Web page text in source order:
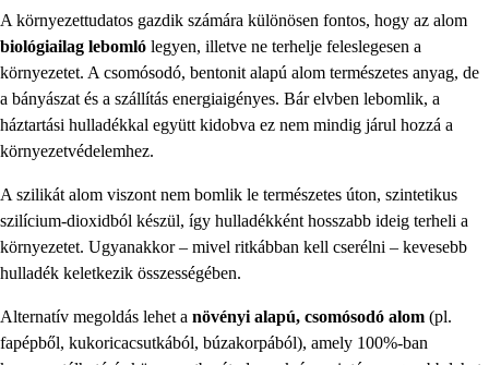
A környezettudatos gazdik számára különösen fontos, hogy az alom
biológiailag lebomló legyen, illetve ne terhelje feleslegesen a
környezetet. A csomósodó, bentonit alapú alom természetes anyag, de
a bányászat és a szállítás energiaigényes. Bár elvben lebomlik, a
háztartási hulladékkal együtt kidobva ez nem mindig járul hozzá a
környezetvédelemhez.
A szilikát alom viszont nem bomlik le természetes úton, szintetikus
szilícium-dioxidból készül, így hulladékként hosszabb ideig terheli a
környezetet. Ugyanakkor – mivel ritkábban kell cserélni – kevesebb
hulladék keletkezik összességében.
Alternatív megoldás lehet a növényi alapú, csomósodó alom (pl.
fapépből, kukoricacsutkából, búzakorpából), amely 100%-ban